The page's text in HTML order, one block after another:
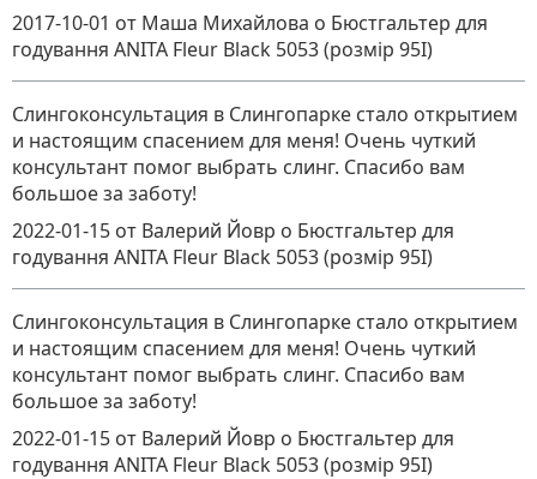
2017-10-01 от Маша Михайлова о Бюстгальтер для
годування ANITA Fleur Black 5053 (розмір 95I)
Слингоконсультация в Слингопарке стало открытием
и настоящим спасением для меня! Очень чуткий
консультант помог выбрать слинг. Спасибо вам
большое за заботу!
2022-01-15 от Валерий Йовр о Бюстгальтер для
годування ANITA Fleur Black 5053 (розмір 95I)
Слингоконсультация в Слингопарке стало открытием
и настоящим спасением для меня! Очень чуткий
консультант помог выбрать слинг. Спасибо вам
большое за заботу!
2022-01-15 от Валерий Йовр о Бюстгальтер для
годування ANITA Fleur Black 5053 (розмір 95I)